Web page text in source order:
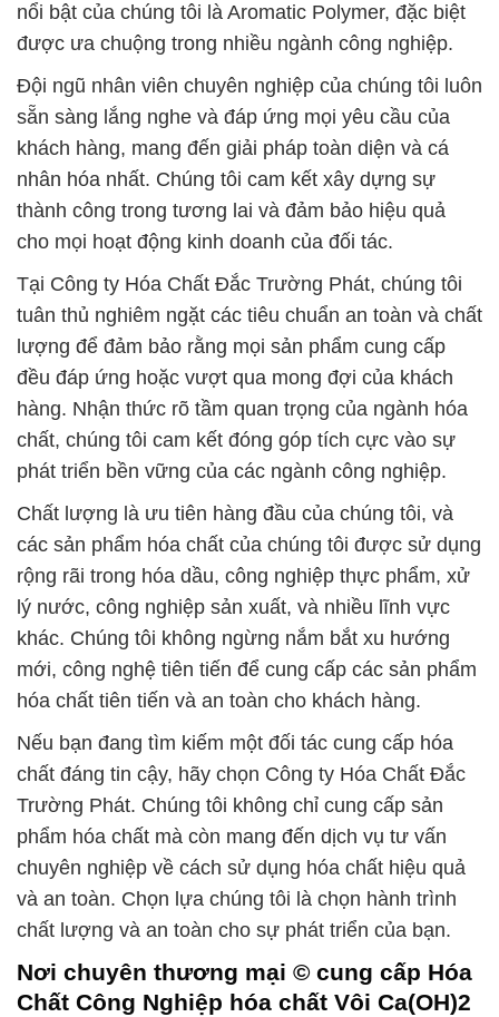
nổi bật của chúng tôi là Aromatic Polymer, đặc biệt
được ưa chuộng trong nhiều ngành công nghiệp.
Đội ngũ nhân viên chuyên nghiệp của chúng tôi luôn
sẵn sàng lắng nghe và đáp ứng mọi yêu cầu của
khách hàng, mang đến giải pháp toàn diện và cá
nhân hóa nhất. Chúng tôi cam kết xây dựng sự
thành công trong tương lai và đảm bảo hiệu quả
cho mọi hoạt động kinh doanh của đối tác.
Tại Công ty Hóa Chất Đắc Trường Phát, chúng tôi
tuân thủ nghiêm ngặt các tiêu chuẩn an toàn và chất
lượng để đảm bảo rằng mọi sản phẩm cung cấp
đều đáp ứng hoặc vượt qua mong đợi của khách
hàng. Nhận thức rõ tầm quan trọng của ngành hóa
chất, chúng tôi cam kết đóng góp tích cực vào sự
phát triển bền vững của các ngành công nghiệp.
Chất lượng là ưu tiên hàng đầu của chúng tôi, và
các sản phẩm hóa chất của chúng tôi được sử dụng
rộng rãi trong hóa dầu, công nghiệp thực phẩm, xử
lý nước, công nghiệp sản xuất, và nhiều lĩnh vực
khác. Chúng tôi không ngừng nắm bắt xu hướng
mới, công nghệ tiên tiến để cung cấp các sản phẩm
hóa chất tiên tiến và an toàn cho khách hàng.
Nếu bạn đang tìm kiếm một đối tác cung cấp hóa
chất đáng tin cậy, hãy chọn Công ty Hóa Chất Đắc
Trường Phát. Chúng tôi không chỉ cung cấp sản
phẩm hóa chất mà còn mang đến dịch vụ tư vấn
chuyên nghiệp về cách sử dụng hóa chất hiệu quả
và an toàn. Chọn lựa chúng tôi là chọn hành trình
chất lượng và an toàn cho sự phát triển của bạn.
Nơi chuyên thương mại © cung cấp Hóa
Chất Công Nghiệp hóa chất Vôi Ca(OH)2